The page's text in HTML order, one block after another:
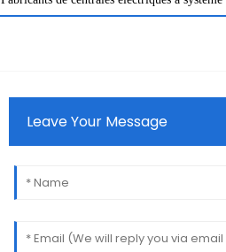
Leave Your Message